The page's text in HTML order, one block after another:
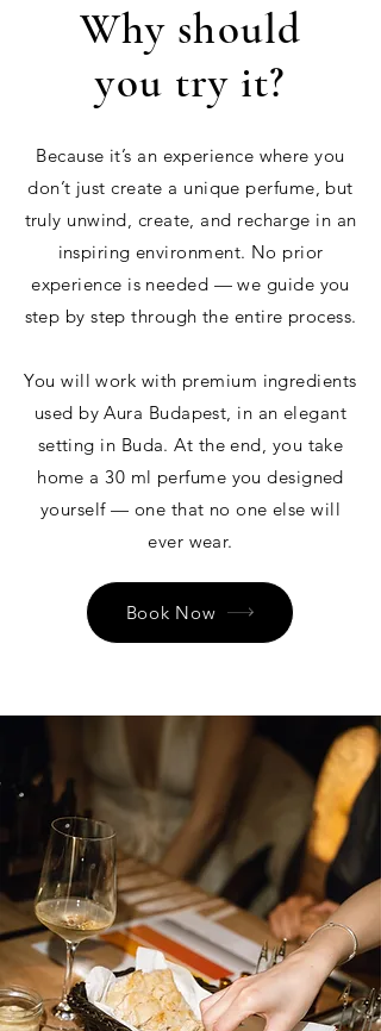
Why should
you try it?
Because it’s an experience where you
don’t just create a unique perfume, but
truly unwind, create, and recharge in an
inspiring environment. No prior
experience is needed — we guide you
step by step through the entire process.
You will work with premium ingredients
used by Aura Budapest, in an elegant
setting in Buda. At the end, you take
home a 30 ml perfume you designed
yourself — one that no one else will
ever wear.
Book Now